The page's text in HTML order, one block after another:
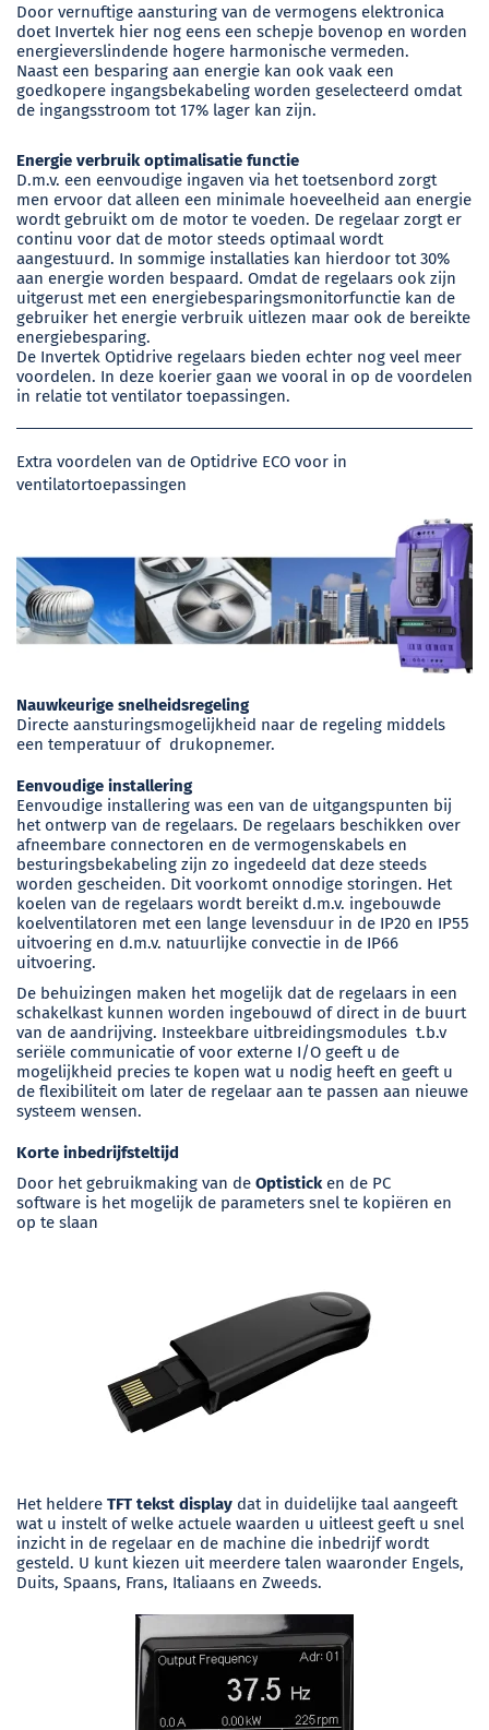
Door vernuftige aansturing van de vermogens elektronica
doet Invertek hier nog eens een schepje bovenop en worden
energieverslindende hogere harmonische vermeden.
Naast een besparing aan energie kan ook vaak een
goedkopere ingangsbekabeling worden geselecteerd omdat
de ingangsstroom tot 17% lager kan zijn.
Energie verbruik optimalisatie functie
D.m.v. een eenvoudige ingaven via het toetsenbord zorgt
men ervoor dat alleen een minimale hoeveelheid aan energie
wordt gebruikt om de motor te voeden. De regelaar zorgt er
continu voor dat de motor steeds optimaal wordt
aangestuurd. In sommige installaties kan hierdoor tot 30%
aan energie worden bespaard. Omdat de regelaars ook zijn
uitgerust met een energiebesparingsmonitorfunctie kan de
gebruiker het energie verbruik uitlezen maar ook de bereikte
energiebesparing.
De Invertek Optidrive regelaars bieden echter nog veel meer
voordelen. In deze koerier gaan we vooral in op de voordelen
in relatie tot ventilator toepassingen.
Extra voordelen van de Optidrive ECO voor in
ventilatortoepassingen
Nauwkeurige snelheidsregeling
Directe aansturingsmogelijkheid naar de regeling middels
een temperatuur of drukopnemer.
Eenvoudige installering
Eenvoudige installering was een van de uitgangspunten bij
het ontwerp van de regelaars. De regelaars beschikken over
afneembare connectoren en de vermogenskabels en
besturingsbekabeling zijn zo ingedeeld dat deze steeds
worden gescheiden. Dit voorkomt onnodige storingen. Het
koelen van de regelaars wordt bereikt d.m.v. ingebouwde
koelventilatoren met een lange levensduur in de IP20 en IP55
uitvoering en d.m.v. natuurlijke convectie in de IP66
uitvoering.
De behuizingen maken het mogelijk dat de regelaars in een
schakelkast kunnen worden ingebouwd of direct in de buurt
van de aandrijving. Insteekbare uitbreidingsmodules t.b.v
seriële communicatie of voor externe I/O geeft u de
mogelijkheid precies te kopen wat u nodig heeft en geeft u
de flexibiliteit om later de regelaar aan te passen aan nieuwe
systeem wensen.
Korte inbedrijfsteltijd
Door het gebruikmaking van de Optisticken de PC
software is het mogelijk de parameters snel te kopiëren en
op te slaan
Het heldere TFT tekst display dat in duidelijke taal aangeeft
wat u instelt of welke actuele waarden u uitleest geeft u snel
inzicht in de regelaar en de machine die inbedrijf wordt
gesteld. U kunt kiezen uit meerdere talen waaronder Engels,
Duits, Spaans, Frans, Italiaans en Zweeds.